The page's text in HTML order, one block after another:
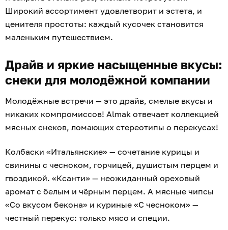
Широкий ассортимент удовлетворит и эстета, и
ценителя простоты: каждый кусочек становится
маленьким путешествием.
Драйв и яркие насыщенные вкусы:
снеки для молодёжной компании
Молодёжные встречи — это драйв, смелые вкусы и
никаких компромиссов! Almak отвечает коллекцией
мясных снеков, ломающих стереотипы о перекусах!
Колбаски «Итальянские» — сочетание курицы и
свинины с чесноком, горчицей, душистым перцем и
гвоздикой. «Ксанти» — неожиданный ореховый
аромат с белым и чёрным перцем. А мясные чипсы
«Со вкусом бекона» и куриные «С чесноком» —
честный перекус: только мясо и специи.